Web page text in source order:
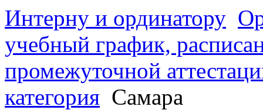
Интерну и ординатору
учебный график,
промежуточной
категория Самара